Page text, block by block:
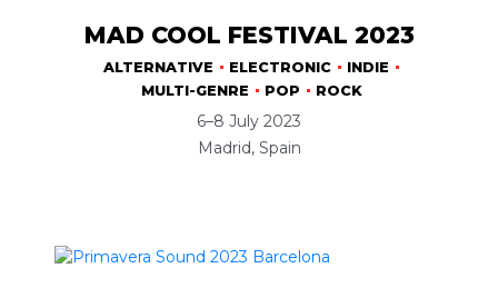
MAD COOL FESTIVAL 2023
ALTERNATIVE ELECTRONIC
INDIE
MULTI-GENRE
POP ROCK
6–8 July 2023
Madrid, Spain